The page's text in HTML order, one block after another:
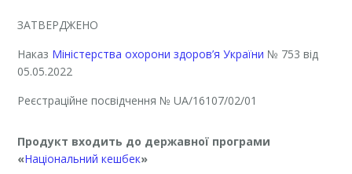
ЗАТВЕРДЖЕНО
Наказ Міністерства охорони здоров’я України № 753 від
05.05.2022
Реєстраційне посвідчення № UA/16107/02/01
Продукт входить до державної програми
«Національний кешбек»